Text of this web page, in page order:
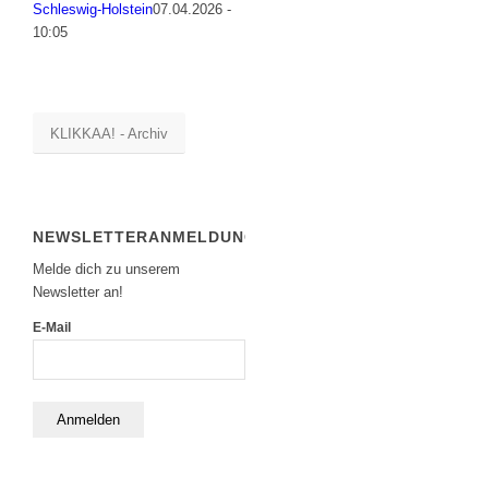
Schleswig-Holstein07.04.2026 -
10:05
KLIKKAA! - Archiv
NEWSLETTERANMELDUNG
Melde dich zu unserem
Newsletter an!
E-Mail
Anmelden